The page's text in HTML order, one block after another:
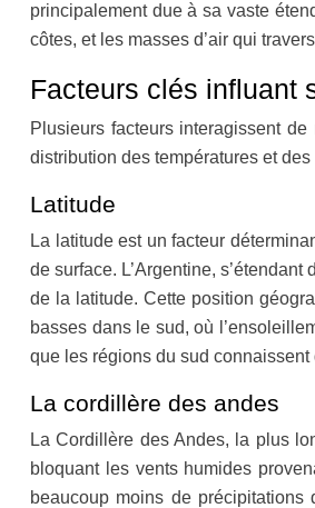
principalement due à sa vaste
côtes, et les masses d’air qui
Facteurs clés influant
Plusieurs facteurs interagissent
distribution des températures et
Latitude
La latitude est un facteur
de surface. L’Argentine,
de la latitude. Cette position
basses dans le sud, où
que les régions du sud
La cordillère des andes
La Cordillère des Andes, la plus
bloquant les vents humides
beaucoup moins de précipitations